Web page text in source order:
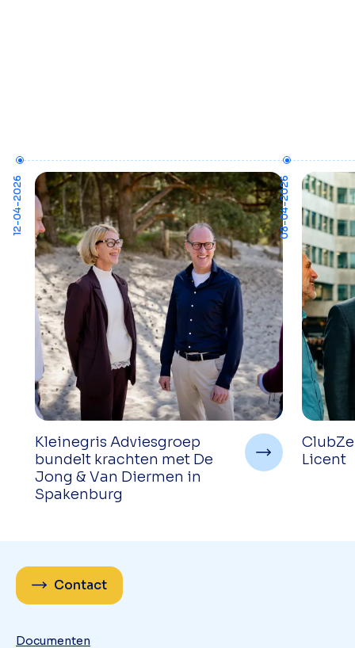
12-04-2026
Kleinegris Adviesgroep
bundelt krachten met De
Jong & Van Diermen in
Spakenburg
08-04-2026
Licent
Contact
Documenten